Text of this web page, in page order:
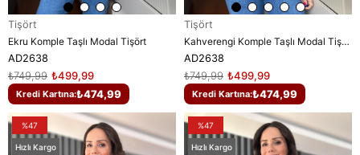
Tişört
Ekru Komple Taşlı Modal Tişört
AD2638
₺499,99
₺749,99
Kredi Kartına:₺474,99
Tişört
Kahverengi Komple Taşlı Modal Tişört
AD2638
₺499,99
₺749,99
Kredi Kartına:₺474,99
%47
Hızlı Kargo
%47
Hızlı Kargo